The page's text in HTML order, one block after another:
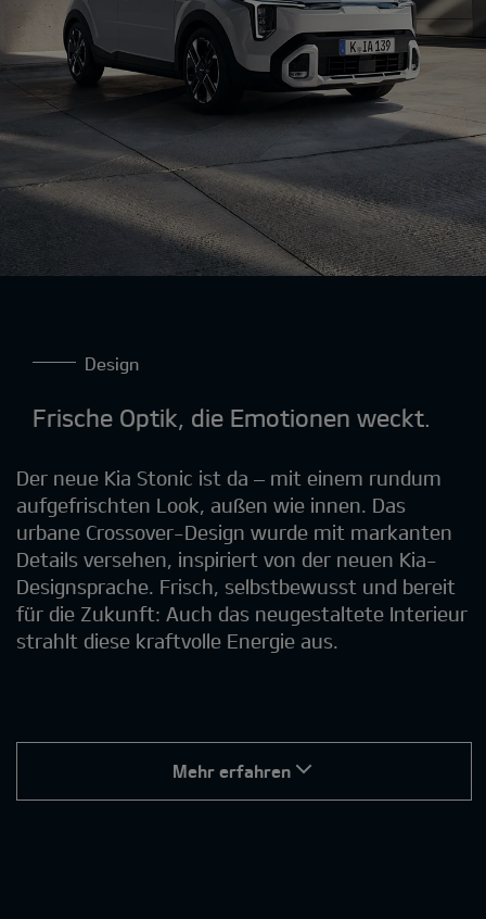
Design
Frische Optik, die Emotionen weckt.
Der neue Kia Stonic ist da – mit einem rundum
aufgefrischten Look, außen wie innen. Das
urbane Crossover-Design wurde mit markanten
Details versehen, inspiriert von der neuen Kia-
Designsprache. Frisch, selbstbewusst und bereit
für die Zukunft: Auch das neugestaltete Interieur
strahlt diese kraftvolle Energie aus.
Mehr erfahren